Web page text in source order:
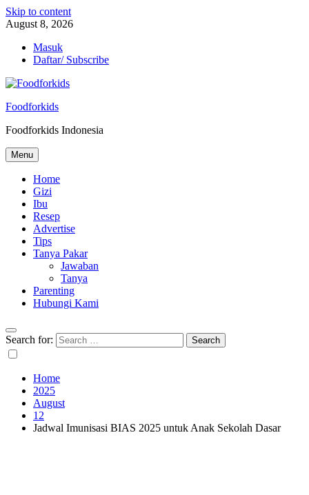
Skip to content
August 8, 2026
Masuk
Daftar/ Subscribe
Foodforkids
Foodforkids Indonesia
Menu
Home
Gizi
Ibu
Resep
Advertise
Tips
Tanya Pakar
Jawaban
Tanya
Parenting
Hubungi Kami
Search for:
Home
2025
August
12
Jadwal Imunisasi BIAS 2025 untuk Anak Sekolah Dasar